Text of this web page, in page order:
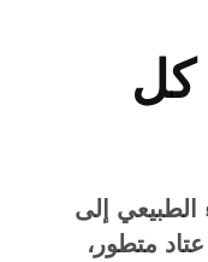
في
خفة ووضوحًا
مع إبقاء